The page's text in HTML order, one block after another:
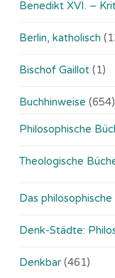
Benedikt XVI. –
Berlin, katholisch
Bischof Gaillot (1)
Buchhinweise (654)
Philosophische
Theologische
Das
Denk-Städte:
Denkbar (461)